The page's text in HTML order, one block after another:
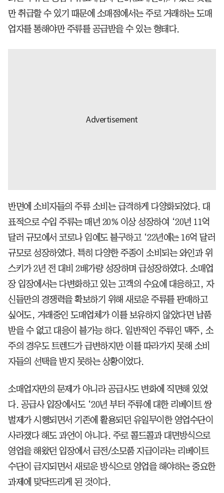
만 취급할 수 있기 때문에 소매점에서는 주로 거래하는 도매
업자를 통해야만 주류를 공급받을 수 있는 형태다.
반면에 소비자들의 주류 소비는 급격하게 다양화되었다. 대
표적으로 수입 주류는 매년 20% 이상 성장하여 ‘20년 11억
달러 규모에서 코로나 임에도 불구하고 ‘22년에는 16억 달러
규모로 성장하였다. 특히 다양한 주종이 소비되는 와인과 위
스키가 2년 전 대비 2배가량 성장하며 급성장하였다. 소매업
장 입장에서는 다변화하고 있는 고객의 수요에 대응하고, 자
신들만의 경쟁력을 확보하기 위해 새로운 주류를 판매하고
싶어도, 거래중인 도매업체가 이를 보유하지 않았다면 납품
받을 수 없고 대응이 불가능 하다. 일반적인 주류인 맥주, 소
주의 경우도 트렌드가 급변하지만 이를 따라가지 못해 소비
자들의 선택을 받지 못하는 상황이었다.
소매업자만의 문제가 아니라 공급사도 변화에 직면해 있었
다. 공급사 입장에서도 ‘20년 부터 주류에 대한 리베이트 쌍
벌제가 시행되면서 기존에 활용되던 유일무이한 영업수단이
사라졌다 해도 과언이 아니다. 주로 콜드콜과 대면방식으로
영업을 해왔던 입장에서 금전/소모품 지급이라는 리베이트
수단이 금지되면서 새로운 방식으로 영업을 해야하는 중요한
과제에 맞닥뜨리게 된 것이다.